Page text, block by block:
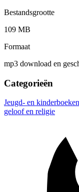
Bestandsgrootte
109 MB
Formaat
mp3 download en
Categorieën
Jeugd- en kinderboeken
geloof en religie